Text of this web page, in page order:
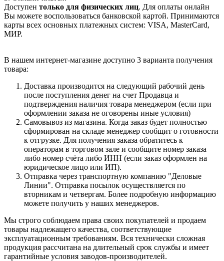
Доступен только для физических лиц. Для оплаты онлайн
Вы можете воспользоваться банковской картой. Принимаются
карты всех основных платежных систем: VISA, MasterCard,
МИР.
В нашем интернет-магазине доступно 3 варианта получения
товара:
Доставка производится на следующий рабочий день
после поступления денег на счет Продавца и
подтверждения наличия товара менеджером (если при
оформлении заказа не оговорены иные условия)
Самовывоз из магазина. Когда заказ будет полностью
сформирован на складе менеджер сообщит о готовности
к отгрузке. Для получения заказа обратитесь к
операторам в торговом зале и сообщите номер заказа
либо номер счёта либо ИНН (если заказ оформлен на
юридическое лицо или ИП).
Отправка через транспортную компанию "Деловые
Линии". Отправка посылок осуществляется по
вторникам и четвергам. Более подробную информацию
можете получить у наших менеджеров.
Мы строго соблюдаем права своих покупателей и продаем
товары надлежащего качества, соответствующие
эксплуатационным требованиям. Вся технически сложная
продукция рассчитана на длительный срок службы и имеет
гарантийные условия заводов-производителей.